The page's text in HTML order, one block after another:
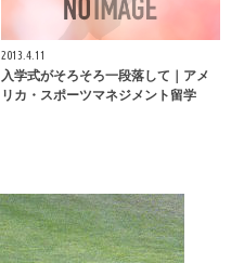
2013.4.11
入学式がそろそろ一段落して｜アメ
リカ・スポーツマネジメント留学